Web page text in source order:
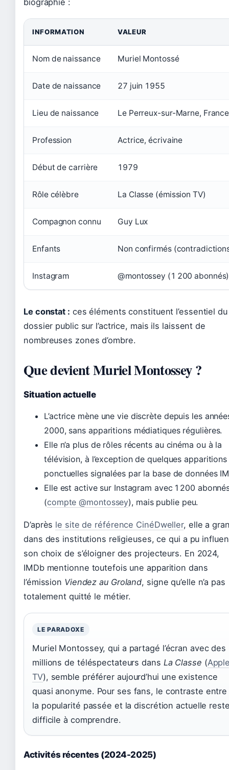
INFORMATION VALEUR
Nom de naissance Muriel Montossé
Date de naissance 27 juin 1955
Lieu de naissance Le Perreux-sur-Marne, France
Profession Actrice, écrivaine
Début de carrière 1979
Rôle célèbre La Classe (émission TV)
Compagnon connu Guy Lux
Enfants Non confirmés
Instagram @montossey (1 200 abonnés)
Le constat : ces éléments constituent l’essentiel du
dossier public sur l’actrice, mais ils laissent de
nombreuses zones d’ombre.
Que devient Muriel Montossey ?
Situation actuelle
L’actrice mène une vie discrète depuis les
2000, sans apparitions médiatiques régulières.
Elle n’a plus de rôles récents au cinéma ou à la
télévision, à l’exception de quelques apparitions
ponctuelles signalées par la base de données
Elle est active sur Instagram avec 1 200
(compte @montossey), mais publie peu.
D’après le site de référence CinéDweller, elle a
dans des institutions religieuses, ce qui a pu
son choix de s’éloigner des projecteurs. En 2024,
IMDb mentionne toutefois une apparition dans
l’émission Viendez au Groland, signe qu’elle n’a pas
totalement quitté le métier.
LE PARADOXE
Muriel Montossey, qui a partagé l’écran avec des
millions de téléspectateurs dans La Classe (
TV), semble préférer aujourd’hui une existence
quasi anonyme. Pour ses fans, le contraste entre
la popularité passée et la discrétion actuelle
difficile à comprendre.
Activités récentes (2024-2025)